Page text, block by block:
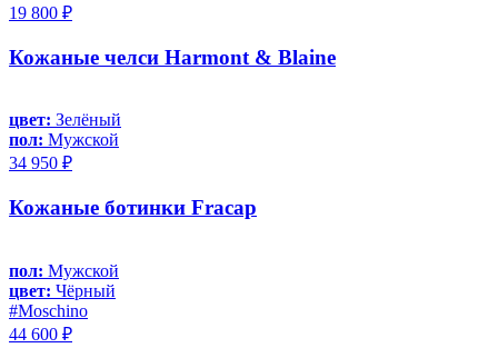
19 800 ₽
Кожаные челси Harmont & Blaine
цвет: Зелёный
пол: Мужской
34 950 ₽
Кожаные ботинки Fracap
пол: Мужской
цвет: Чёрный
#Moschino
44 600 ₽